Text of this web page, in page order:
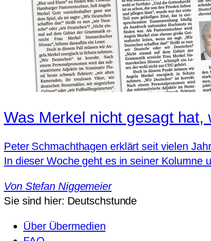
Was Merkel nicht gesagt
Peter Schmachthagen erklärt seit vielen
In dieser Woche geht es in seiner Kolumne
Von Stefan Niggemeier
Sie sind hier: Deutschstunde
Über Übermedien